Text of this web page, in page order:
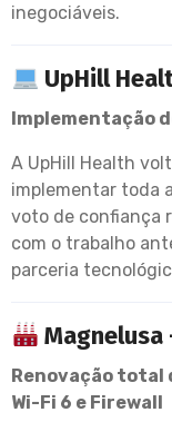
inegociáveis.
UpHill
Implementação
A UpHill Health
implementar toda
voto de confiança
com o trabalho
parceria
Renovação total
Wi-Fi 6 e Firewall